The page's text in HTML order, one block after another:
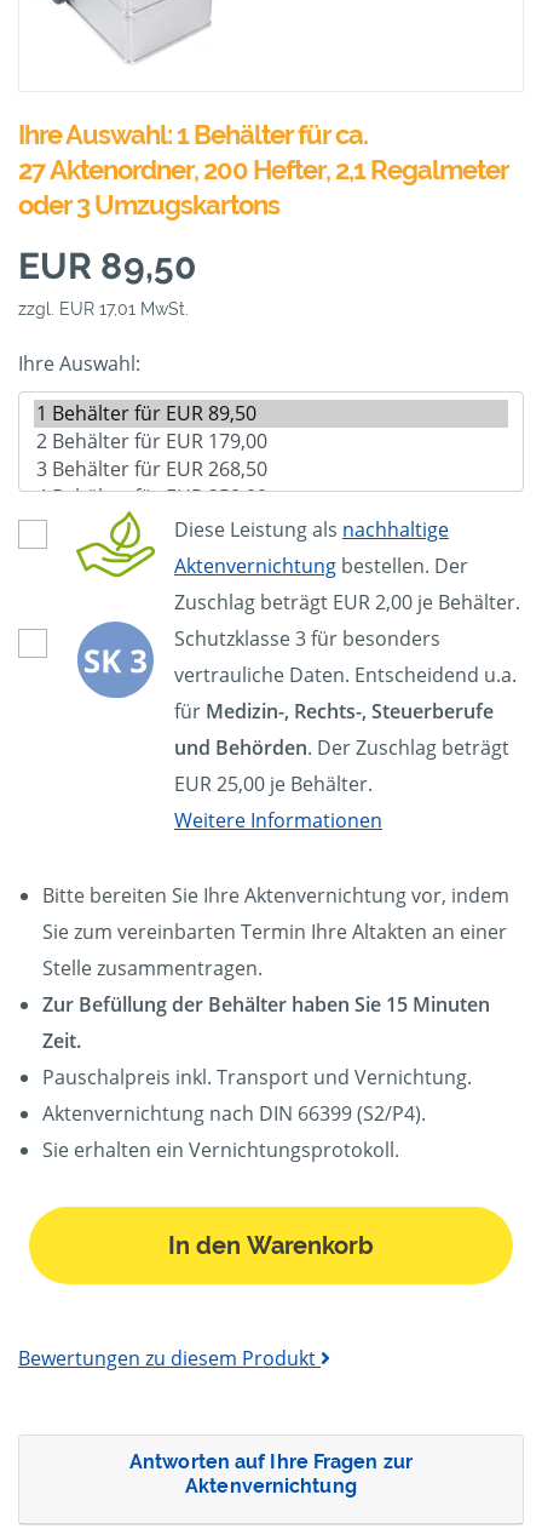
Ihre Auswahl: 1 Behälter für ca.
27 Aktenordner, 200 Hefter, 2,1 Regalmeter
oder 3 Umzugskartons
EUR 89,50
zzgl. EUR 17,01 MwSt.
Ihre Auswahl:
Diese Leistung als nachhaltige
Aktenvernichtung bestellen. Der
Zuschlag beträgt EUR 2,00 je Behälter.
Schutzklasse 3 für besonders
vertrauliche Daten. Entscheidend u.a.
für Medizin-, Rechts-, Steuerberufe
und Behörden. Der Zuschlag beträgt
EUR 25,00 je Behälter.
Weitere Informationen
Bitte bereiten Sie Ihre Aktenvernichtung vor, indem
Sie zum vereinbarten Termin Ihre Altakten an einer
Stelle zusammentragen.
Zur Befüllung der Behälter haben Sie 15 Minuten
Zeit.
Pauschalpreis inkl. Transport und Vernichtung.
Aktenvernichtung nach DIN 66399 (S2/P4).
Sie erhalten ein Vernichtungsprotokoll.
In den Warenkorb
Bewertungen zu diesem Produkt
Antworten auf Ihre Fragen zur
Aktenvernichtung